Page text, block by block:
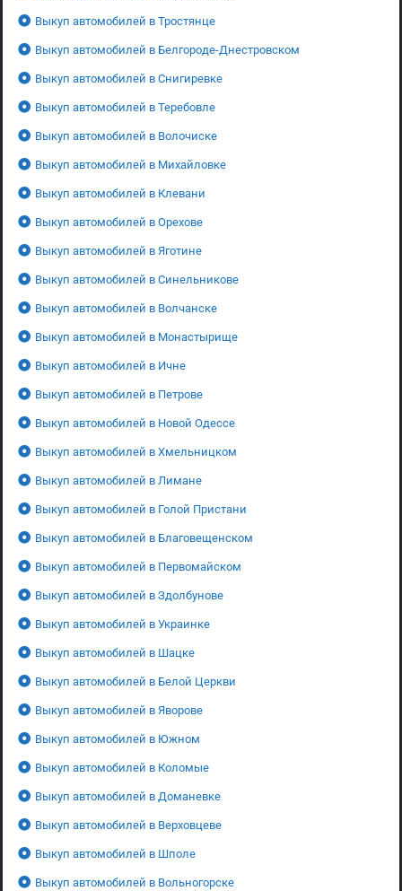
Выкуп автомобилей в Тростянце
Выкуп автомобилей в Белгороде-Днестровском
Выкуп автомобилей в Снигиревке
Выкуп автомобилей в Теребовле
Выкуп автомобилей в Волочиске
Выкуп автомобилей в Михайловке
Выкуп автомобилей в Клевани
Выкуп автомобилей в Орехове
Выкуп автомобилей в Яготине
Выкуп автомобилей в Синельникове
Выкуп автомобилей в Волчанске
Выкуп автомобилей в Монастырище
Выкуп автомобилей в Ичне
Выкуп автомобилей в Петрове
Выкуп автомобилей в Новой Одессе
Выкуп автомобилей в Хмельницком
Выкуп автомобилей в Лимане
Выкуп автомобилей в Голой Пристани
Выкуп автомобилей в Благовещенском
Выкуп автомобилей в Первомайском
Выкуп автомобилей в Здолбунове
Выкуп автомобилей в Украинке
Выкуп автомобилей в Шацке
Выкуп автомобилей в Белой Церкви
Выкуп автомобилей в Яворове
Выкуп автомобилей в Южном
Выкуп автомобилей в Коломые
Выкуп автомобилей в Доманевке
Выкуп автомобилей в Верховцеве
Выкуп автомобилей в Шполе
Выкуп автомобилей в Вольногорске